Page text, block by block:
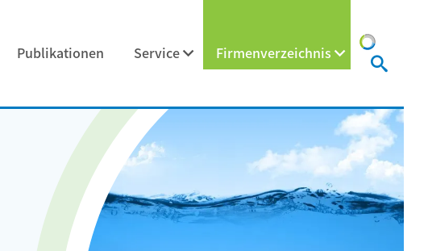
Publikationen Service Firmenverzeichnis